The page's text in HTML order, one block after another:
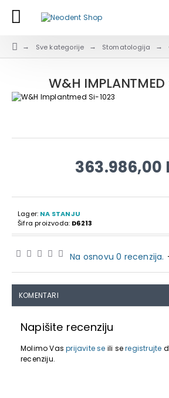
Sve kategorije Stomatologija
W&H
Lager: NA STANJU
Šifra proizvoda: D6213
Na osnovu 0 recenzija.
363.986,00
KOMENTARI
Napišite recenziju
Molimo Vasprijavite se ili seregistrujte
recenziju.